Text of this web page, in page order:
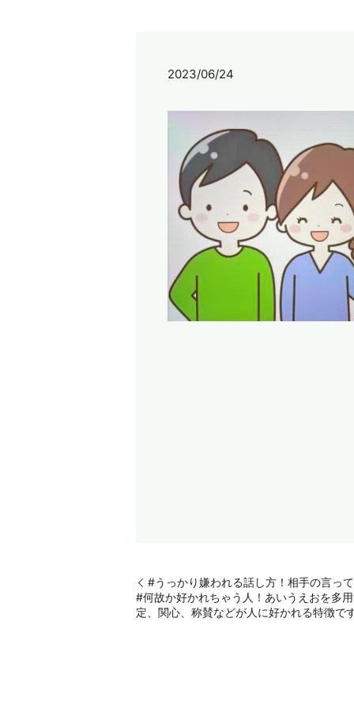
2023/06/24
#うっかり嫌われる話し方！相手の言っ
#何故か好かれちゃう人！あいうえおを多
定、関心、称賛などが人に好かれる特徴で